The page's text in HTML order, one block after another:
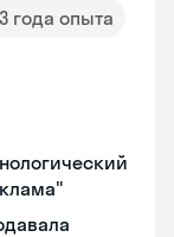
3 года опыта